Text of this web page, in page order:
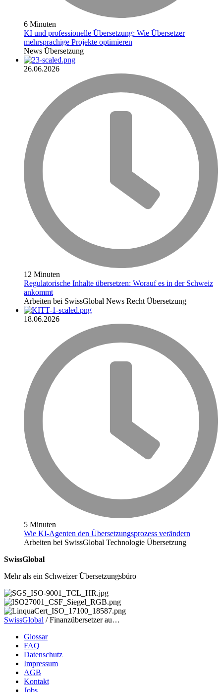
6 Minuten
KI und professionelle Übersetzung: Wie Übersetzer
mehrsprachige Projekte optimieren
News Übersetzung
26.06.2026
12 Minuten
Regulatorische Inhalte übersetzen: Worauf es in der Schweiz
ankommt
Arbeiten bei SwissGlobal News Recht Übersetzung
18.06.2026
5 Minuten
Wie KI-Agenten den Übersetzungsprozess verändern
Arbeiten bei SwissGlobal Technologie Übersetzung
SwissGlobal
Mehr als ein Schweizer Übersetzungsbüro
SwissGlobal /Finanzübersetzer au…
Glossar
FAQ
Datenschutz
Impressum
AGB
Kontakt